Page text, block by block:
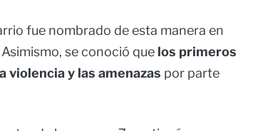
fue nombrado de esta manera en
se conoció que los primeros
violencia y las amenazas por parte